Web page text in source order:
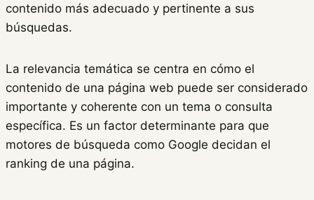
contenido más adecuado y pertinente a sus
búsquedas.
La relevancia temática se centra en cómo el
contenido de una página web puede ser considerado
importante y coherente con un tema o consulta
específica. Es un factor determinante para que
motores de búsqueda como Google decidan el
ranking de una página.